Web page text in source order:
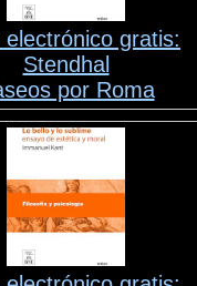
electrónico gratis:
Stendhal
por Roma